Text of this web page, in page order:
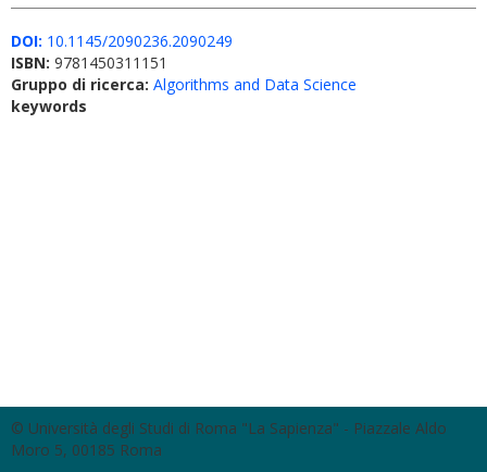
DOI: 10.1145/2090236.2090249
ISBN: 9781450311151
Gruppo di ricerca: Algorithms and Data Science
keywords
© Università degli Studi di Roma "La Sapienza" - Piazzale Aldo
Moro 5, 00185 Roma